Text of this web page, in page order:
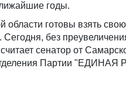
годы.
области готовы взять
без
сенатор от
Партии